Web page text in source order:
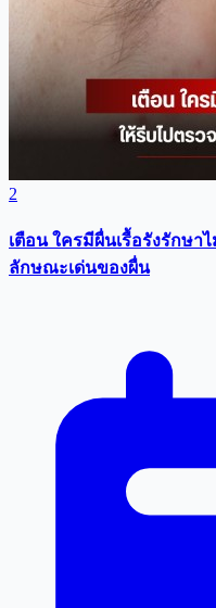
2
เตือน ใครมีผื่นเรื้อรังรักษา
ลักษณะเด่นของผื่น